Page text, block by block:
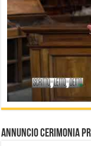
Annuncio Cerimonia